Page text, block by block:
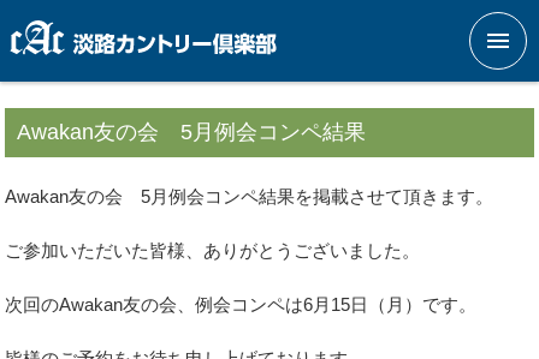
メニ
Awakan友の会 5月例会コンペ結果
Awakan友の会 5月例会コンペ結果を掲載させて頂きます。
ご参加いただいた皆様、ありがとうございました。
次回のAwakan友の会、例会コンペは6月15日（月）です。